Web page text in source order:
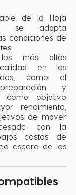
de la Hoja
se adapta
condiciones de
más altos
en los
como el
y
como objetivo
rendimiento,
de mover
con la
costos de
espera de los